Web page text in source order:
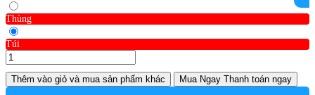
Thùng
Túi
Thêm vào giỏ và mua sản phẩm khác Mua Ngay Thanh toán ngay